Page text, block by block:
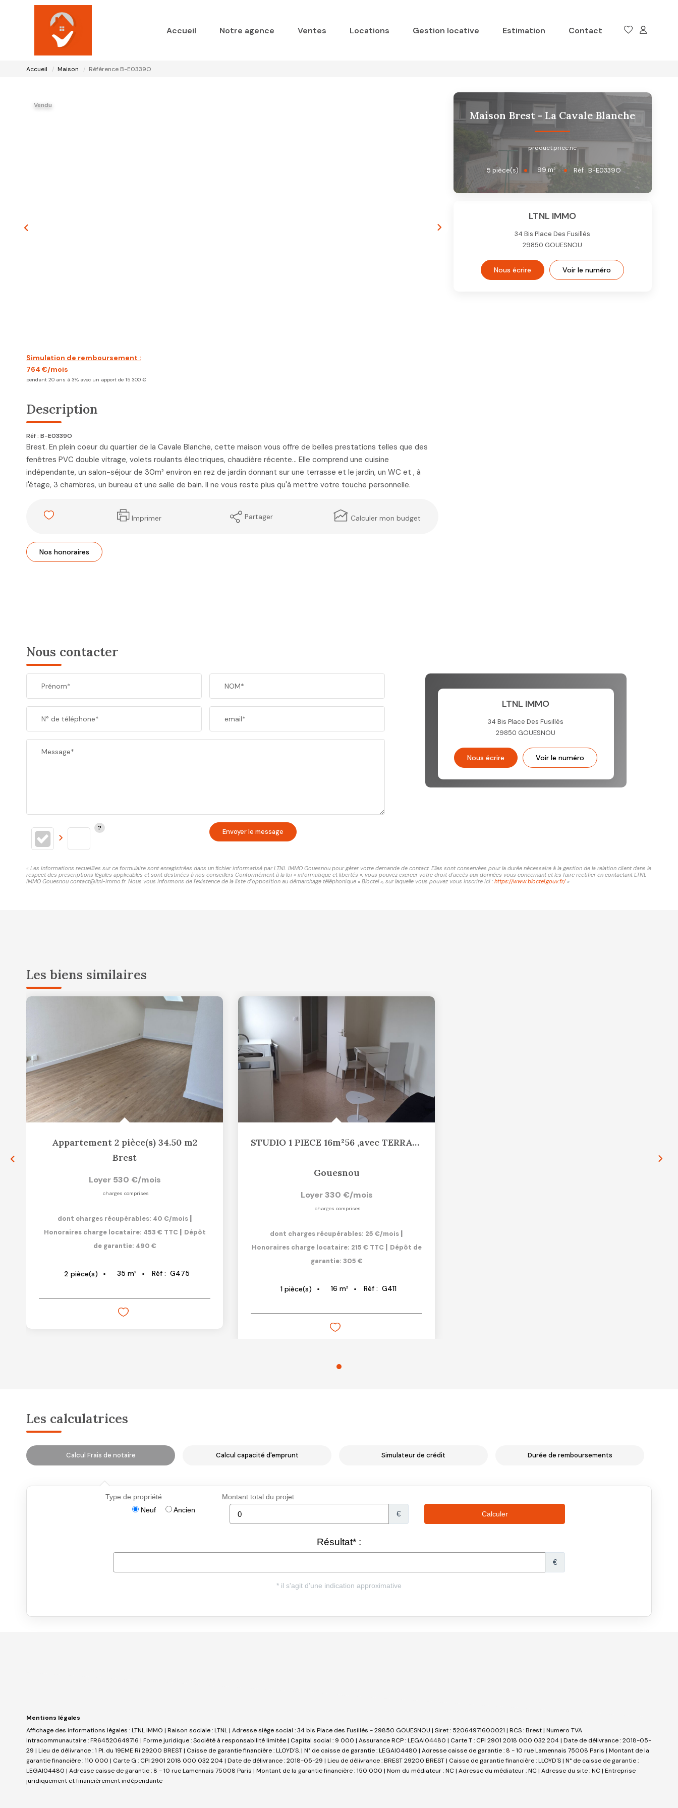
Accueil Notre agence Ventes Locations Gestion locative Estimation Contact
Accueil Maison Référence B-E0339O
Vendu
Simulation de remboursement :
764 €/mois
pendant 20 ans à 3% avec un apport de 15 300 €
Description
Réf : B-E0339O
Brest. En plein coeur du quartier de la Cavale Blanche, cette maison vous offre de belles prestations telles que des
fenêtres PVC double vitrage, volets roulants électriques, chaudière récente... Elle comprend une cuisine
indépendante, un salon-séjour de 30m² environ en rez de jardin donnant sur une terrasse et le jardin, un WC et , à
l'étage, 3 chambres, un bureau et une salle de bain. Il ne vous reste plus qu'à mettre votre touche personnelle.
Imprimer Partager Calculer mon budget
Nos honoraires
Maison Brest - La Cavale Blanche
product.price.nc
5pièce(s) 99m² Réf :B-E0339O
LTNL IMMO
34 Bis Place Des Fusillés
29850 GOUESNOU
Nous écrire Voir le numéro
Nous contacter
Prénom* NOM*
N° de téléphone* email*
Message*
Envoyer le message
LTNL IMMO
34 Bis Place Des Fusillés
29850 GOUESNOU
Nous écrire Voir le numéro
« Les informations recueillies sur ce formulaire sont enregistrées dans un fichier informatisé par LTNL IMMO Gouesnou pour gérer votre demande de contact. Elles sont conservées pour la durée nécessaire à la gestion de la relation client dans le
respect des prescriptions légales applicables et sont destinées à nos conseillers Conformément à la loi « informatique et libertés », vous pouvez exercer votre droit d'accès aux données vous concernant et les faire rectifier en contactant LTNL
IMMO Gouesnou contact@ltnl-immo.fr. Nous vous informons de l'existence de la liste d'opposition au démarchage téléphonique « Bloctel », sur laquelle vous pouvez vous inscrire ici : https://www.bloctel.gouv.fr/»
Les biens similaires
Appartement 2 pièce(s) 34.50 m2
Brest
Loyer 530 €/mois
charges comprises
dont charges récupérables: 40 €/mois |
Honoraires charge locataire: 453 € TTC | Dépôt
de garantie: 490 €
2 pièce(s) 35 m² Réf : G475
STUDIO 1 PIECE 16m²56 ,avec TERRASSE
Gouesnou
Loyer 330 €/mois
charges comprises
dont charges récupérables: 25 €/mois |
Honoraires charge locataire: 215 € TTC | Dépôt de
garantie: 305 €
1 pièce(s) 16 m² Réf : G411
Les calculatrices
Calcul Frais de notaire Calcul capacité d'emprunt Simulateur de crédit Durée de remboursements
Mentions légales
Affichage des informations légales : LTNL IMMO | Raison sociale : LTNL | Adresse siège social : 34 bis Place des Fusillés - 29850 GOUESNOU | Siret : 52064971600021 | RCS : Brest | Numero TVA
Intracommunautaire : FR64520649716 | Forme juridique : Société à responsabilité limitée | Capital social : 9 000 | Assurance RCP : LEGAI04480 | Carte T : CPI 2901 2018 000 032 204 | Date de délivrance : 2018-05-
29 | Lieu de délivrance : 1 Pl. du 19EME Ri 29200 BREST | Caisse de garantie financière : LLOYD'S. | N° de caisse de garantie : LEGAI04480 | Adresse caisse de garantie : 8 - 10 rue Lamennais 75008 Paris | Montant de la
garantie financière : 110 000 | Carte G : CPI 2901 2018 000 032 204 | Date de délivrance : 2018-05-29 | Lieu de délivrance : BREST 29200 BREST | Caisse de garantie financière : LLOYD'S | N° de caisse de garantie :
LEGAI04480 | Adresse caisse de garantie : 8 - 10 rue Lamennais 75008 Paris | Montant de la garantie financière : 150 000 | Nom du médiateur : NC | Adresse du médiateur : NC | Adresse du site : NC | Entreprise
juridiquement et financièrement indépendante